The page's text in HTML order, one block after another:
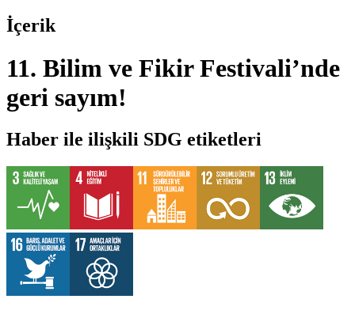
İçerik
11. Bilim ve Fikir Festivali’nde
geri sayım!
Haber ile ilişkili SDG etiketleri